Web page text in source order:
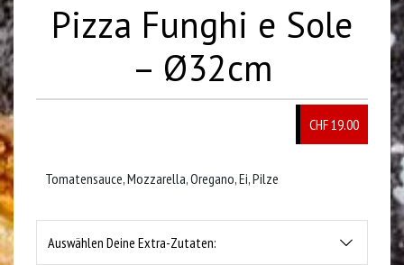
Pizza Funghi e Sole
– Ø32cm
CHF 19.00
Tomatensauce, Mozzarella, Oregano, Ei, Pilze
Auswählen Deine Extra-Zutaten: